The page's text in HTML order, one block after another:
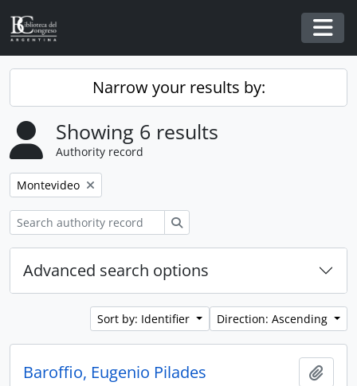
Skip to main content
Narrow your results by:
Showing 6 results
Authority record
Remove filter:
Montevideo
Advanced search options
Sort by: Identifier Direction: Ascending
Baroffio, Eugenio Pilades